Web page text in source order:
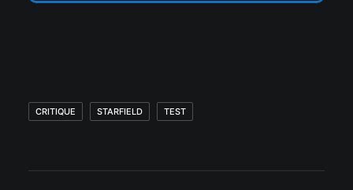
CRITIQUE STARFIELD TEST